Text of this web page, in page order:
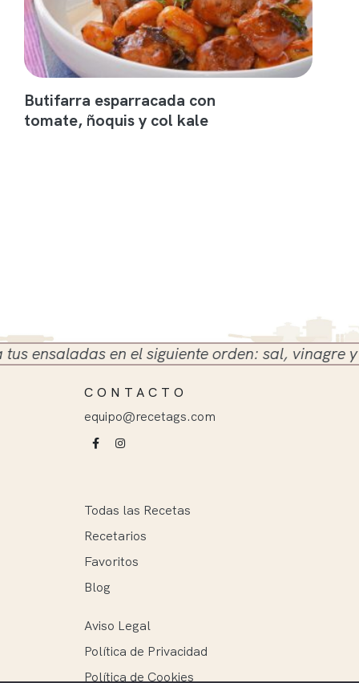
Butifarra esparracada con
tomate, ñoquis y col kale
en el siguiente orden: sal, vinagre y
CONTACTO
equipo@recetags.com
Todas las Recetas
Recetarios
Favoritos
Blog
Aviso Legal
Política de Privacidad
Política de Cookies